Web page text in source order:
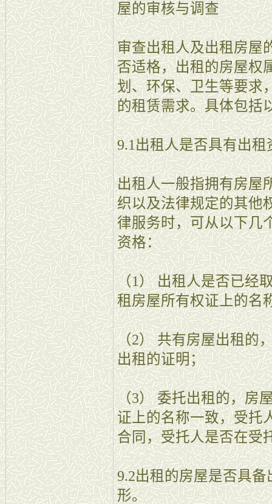
屋的审核与调查
审查出租人及出租房屋
否适格，出租的房屋权
划、环保、卫生等要求
的租赁需求。具体包括
9.1出租人是否具有出租
出租人一般指拥有房屋
织以及法律规定的其他
律服务时，可从以下几
资格：
（1） 出租人是否已经
租房屋所有权证上的名
（2） 共有房屋出租的
出租的证明；
（3） 委托出租的，房
证上的名称一致，受托
合同，受托人是否在受
9.2出租的房屋是否具
形。